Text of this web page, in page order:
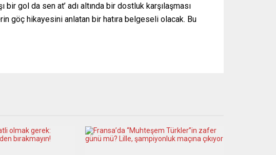
bir gol da sen at’ adı altında bir dostluk karşılaşması
göç hikayesini anlatan bir hatıra belgeseli olacak. Bu